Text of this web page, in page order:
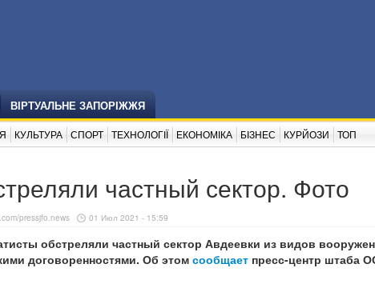
ВІРТУАЛЬНЕ ЗАПОРІЖЖЯ
КУЛЬТУРА СПОРТ ТЕХНОЛОГІЇ ЕКОНОМІКА БІЗНЕС КУРЙОЗИ ТОП
частный сектор. Фото
pressjfo.news 01 Июл 2021 - 15:59
обстреляли частный сектор Авдеевки из видов
договоренностями. Об этом сообщает пресс-центр штаба